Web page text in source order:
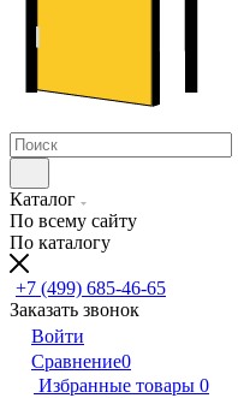
Каталог
По всему сайту
По каталогу
+7 (499) 685-46-65
Заказать звонок
Войти
Сравнение0
Избранные товары 0